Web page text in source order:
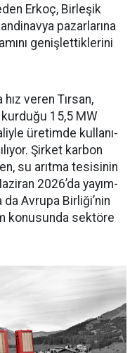
Erkoç, Birleşik
pazarlarına
geniş­lettiklerini
veren Tırsan,
kurduğu 15,5 MW
üretimde kullanı­
Şirket karbon
su arıtma tesisinin
2026’da yayım­
Avrupa Birliği’nin
konusunda sektöre